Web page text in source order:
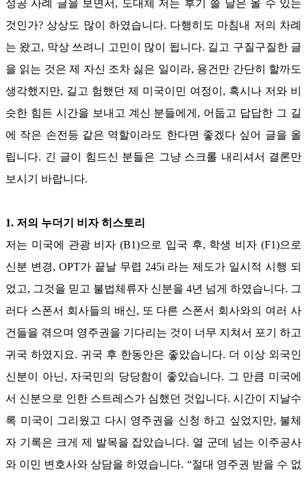
성공 사례 글을 보면서 , 도대체 저는 후기 쓸 날은 올 수 있는
것인가?상상도 많이 하였습니다. 다행히도 마침내 저의 차례
는 왔고, 막상 쓰려니 고민이 많이 됩니다. 길고 구질구질한 글
을 읽는 것은 제 자신 조차 싫은 일이라, 용건만 간단히 할까도
생각했지만, 길고 험했던 제 미국이민 여정이 , 혹시나 저와 비
슷한 힘든 시간을 보내고 계신 분들에게 , 어둡고 답답한 그 길
에 작은 손전등 같은 역할이라도 한다면 좋겠다 싶어 글을 올
립니다. 긴 글이 힘드신 분들은 그냥 스크롤 내리셔서 결론만
보시기 바랍니다.
1. 저의 누더기 비자 히스토리
저는 미국에 관광 비자(B1)으로 입국 후, 학생 비자(F1)으로
신분 변경, OPT가 끝날 무렵 245i 라는 제도가 일시적 시행 되
었고, 그것을 믿고 불법체류자 신분을 4년 넘게 하였습니다. 그
러다 스폰서 회사들의 배신, 또 다른 스폰서 회사와의 여러 사
건들을 겪으며 영주권을 기다리는 것이 너무 지쳐서 포기 하고
귀국 하였지요. 귀국 후 한동안은 좋았습니다. 더 이상 외국인
신분이 아닌, 자국민의 당당함이 좋았습니다. 그 만큼 미국에
서 신분으로 인한 스트레스가 심했던 것입니다. 시간이 지날수
록 미국이 그리웠고 다시 영주권을 신청 하고 싶었지만, 불체
자 기록은 크게 제 발목을 잡았습니다. 열 군데 넘는 이주공사
와 이민 변호사와 상담을 하였습니다. “절대 영주권 받을 수 없